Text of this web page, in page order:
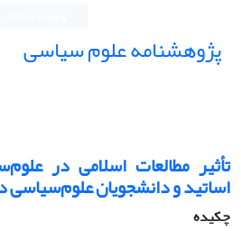
پژوهشنامه علوم سیاسی
تأثیر مطالعات اسلامی در
اساتید و دانشجویان علوم‌سیاسی
چکیده